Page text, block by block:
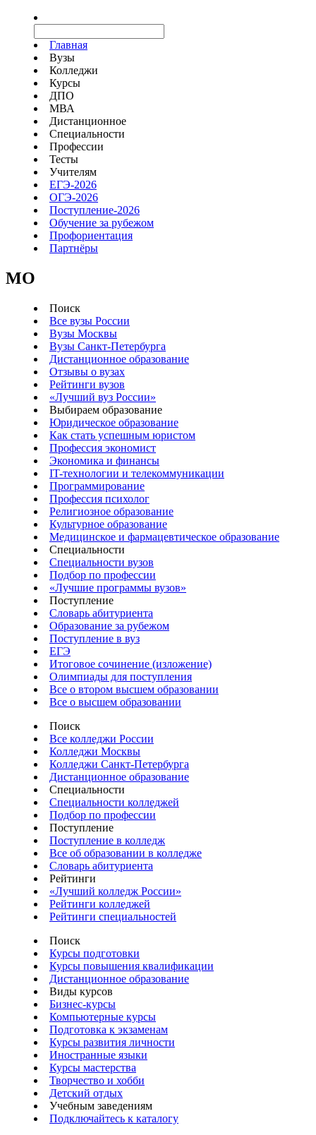
Главная
Вузы
Колледжи
Курсы
ДПО
МВА
Дистанционное
Специальности
Профессии
Тесты
Учителям
ЕГЭ-2026
ОГЭ-2026
Поступление-2026
Обучение за рубежом
Профориентация
Партнёры
MO
Поиск
Все вузы России
Вузы Москвы
Вузы Санкт-Петербурга
Дистанционное образование
Отзывы о вузах
Рейтинги вузов
«Лучший вуз России»
Выбираем образование
Юридическое образование
Как стать успешным юристом
Профессия экономист
Экономика и финансы
IT-технологии и телекоммуникации
Программирование
Профессия психолог
Религиозное образование
Культурное образование
Медицинское и фармацевтическое образование
Специальности
Специальности вузов
Подбор по профессии
«Лучшие программы вузов»
Поступление
Словарь абитуриента
Образование за рубежом
Поступление в вуз
ЕГЭ
Итоговое сочинение (изложение)
Олимпиады для поступления
Все о втором высшем образовании
Все о высшем образовании
Поиск
Все колледжи России
Колледжи Москвы
Колледжи Санкт-Петербурга
Дистанционное образование
Специальности
Специальности колледжей
Подбор по профессии
Поступление
Поступление в колледж
Все об образовании в колледже
Словарь абитуриента
Рейтинги
«Лучший колледж России»
Рейтинги колледжей
Рейтинги специальностей
Поиск
Курсы подготовки
Курсы повышения квалификации
Дистанционное образование
Виды курсов
Бизнес-курсы
Компьютерные курсы
Подготовка к экзаменам
Курсы развития личности
Иностранные языки
Курсы мастерства
Творчество и хобби
Детский отдых
Учебным заведениям
Подключайтесь к каталогу